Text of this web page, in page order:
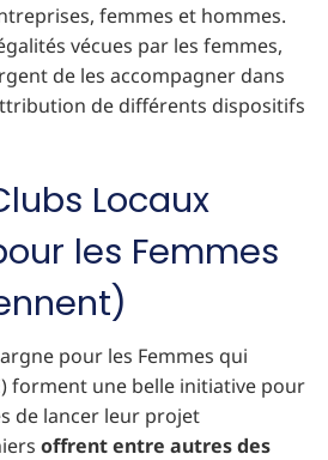
femmes et hommes.
vécues par les femmes,
de les accompagner dans
de différents dispositifs
Locaux
les Femmes
pour les Femmes qui
forment une belle initiative pour
de lancer leur projet
offrent entre autres des